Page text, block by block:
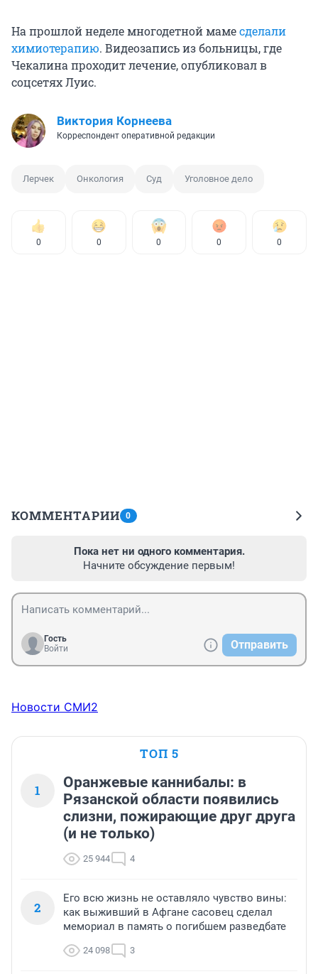
На прошлой неделе многодетной мамесделали
химиотерапию. Видеозапись из больницы, где
Чекалина проходит лечение, опубликовал в
соцсетях Луис.
Виктория Корнеева
Корреспондент оперативной редакции
Лерчек Онкология Суд Уголовное дело
0 0 0 0 0
КОММЕНТАРИИ 0
Пока нет ни одного комментария.
Начните обсуждение первым!
Гость
Войти
Отправить
Новости СМИ2
ТОП 5
1
Оранжевые каннибалы: в
Рязанской области появились
слизни, пожирающие друг друга
(и не только)
25 944 4
2
Его всю жизнь не оставляло чувство вины:
как выживший в Афгане сасовец сделал
мемориал в память о погибшем разведбате
24 098 3